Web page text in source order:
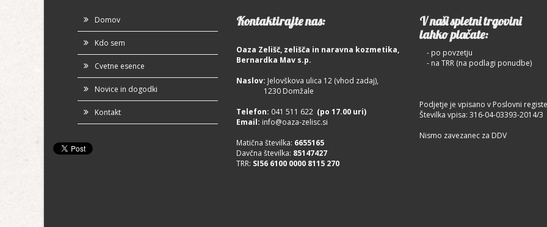
Domov
Kdo sem
Cvetne esence
Novice in dogodki
Kontakt
Kontaktirajte nas:
Oaza Zelišč, zelišča in naravna kozmetika,
Bernardka Mav s.p.
Naslov: Jelovškova ulica 12 (vhod zadaj),
1230 Domžale
Telefon: 041 511 622 (po 17.00 uri)
Email: info@oaza-zelisc.si
Matična številka: 6655165
Davčna številka: 85147427
TRR: SI56 6100 0000 8115 270
V naši spletni trgovini
lahko plačate:
- po povzetju
- na TRR (na podlagi ponudbe)
Podjetje je vpisano v Poslovni
Številka vpisa: 316-04-03393-2014/3
Nismo zavezanec za DDV